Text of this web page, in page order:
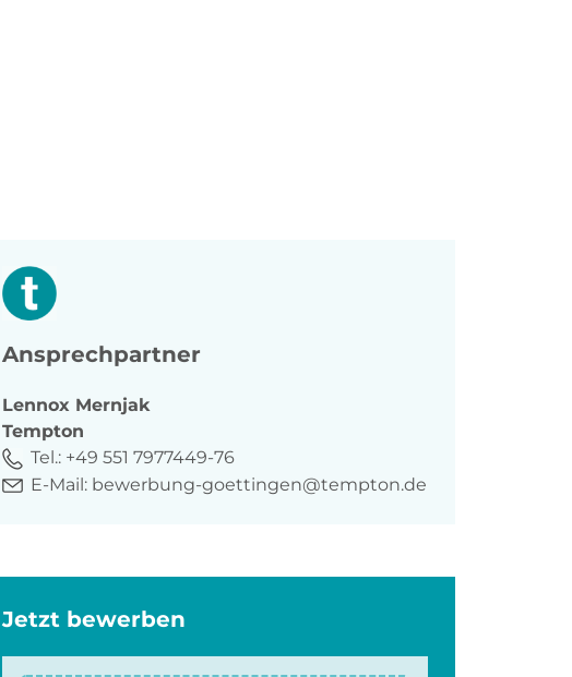
Ansprechpartner
Lennox Mernjak
Tempton
Tel.: +49 551 7977449-76
E-Mail: bewerbung-goettingen@tempton.de
Jetzt bewerben